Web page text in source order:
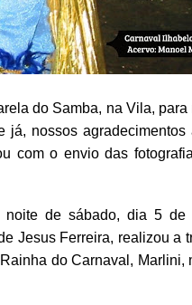
do Samba, na Vila, para
nossos agradecimentos
com o envio das
de sábado, dia 5 de
Jesus Ferreira, realizou a
do Carnaval, Marlini,